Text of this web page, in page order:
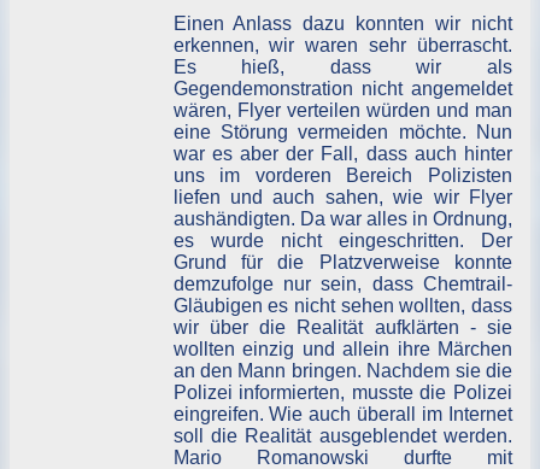
Einen Anlass dazu konnten wir nicht
erkennen, wir waren sehr überrascht.
Es hieß, dass wir als
Gegendemonstration nicht angemeldet
wären, Flyer verteilen würden und man
eine Störung vermeiden möchte. Nun
war es aber der Fall, dass auch hinter
uns im vorderen Bereich Polizisten
liefen und auch sahen, wie wir Flyer
aushändigten. Da war alles in Ordnung,
es wurde nicht eingeschritten. Der
Grund für die Platzverweise konnte
demzufolge nur sein, dass Chemtrail-
Gläubigen es nicht sehen wollten, dass
wir über die Realität aufklärten - sie
wollten einzig und allein ihre Märchen
an den Mann bringen. Nachdem sie die
Polizei informierten, musste die Polizei
eingreifen. Wie auch überall im Internet
soll die Realität ausgeblendet werden.
Mario Romanowski durfte mit